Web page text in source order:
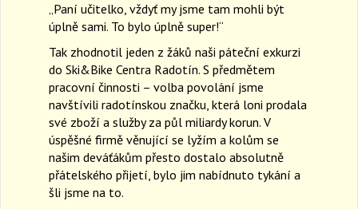
„Paní učitelko, vždyť my jsme tam mohli být
úplně sami. To bylo úplně super!“
Tak zhodnotil jeden z žáků naši páteční exkurzi
do Ski&Bike Centra Radotín. S předmětem
pracovní činnosti – volba povolání jsme
navštívili radotínskou značku, která loni prodala
své zboží a služby za půl miliardy korun. V
úspěšné firmě věnující se lyžím a kolům se
našim deváťákům přesto dostalo absolutně
přátelského přijetí, bylo jim nabídnuto tykání a
šli jsme na to.